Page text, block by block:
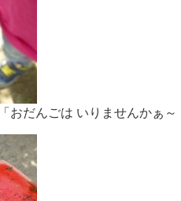
「おだんごは いりませんかぁ～